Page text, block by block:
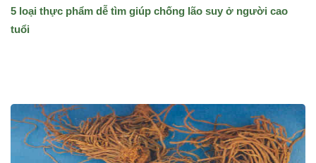
5 loại thực phẩm dễ tìm giúp chống lão suy ở người cao
tuổi